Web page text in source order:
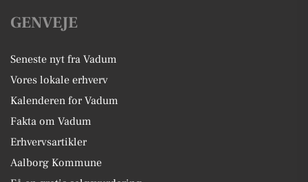
GENVEJE
Seneste nyt fra Vadum
Vores lokale erhverv
Kalenderen for Vadum
Fakta om Vadum
Erhvervsartikler
Aalborg Kommune